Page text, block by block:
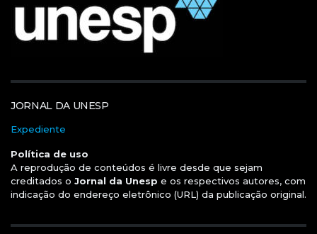
JORNAL DA UNESP
Expediente
Política de uso
A reprodução de conteúdos é livre desde que sejam
creditados o Jornal da Unesp e os respectivos autores, com
indicação do endereço eletrônico (URL) da publicação original.